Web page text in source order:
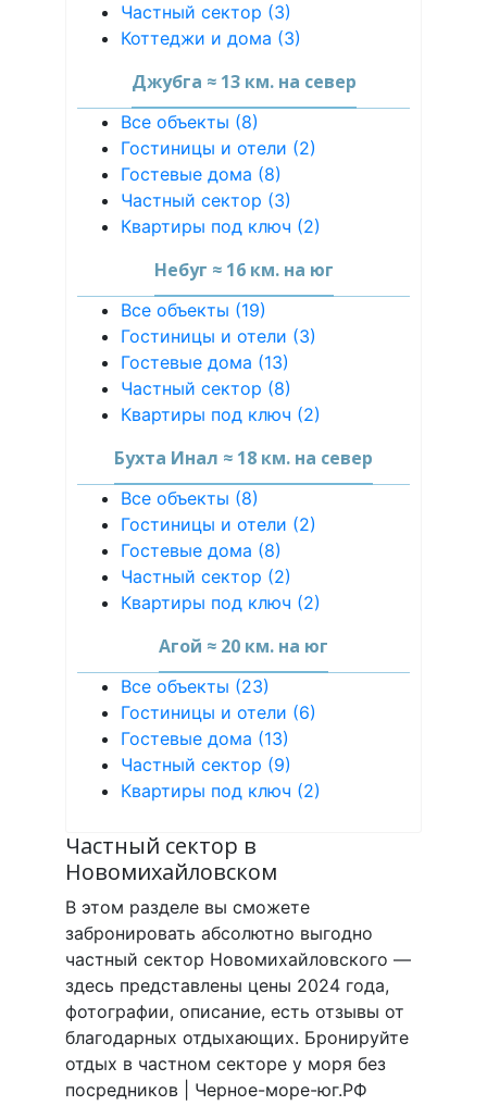
Частный сектор (3)
Коттеджи и дома (3)
Джубга ≈ 13 км. на север
Все объекты (8)
Гостиницы и отели (2)
Гостевые дома (8)
Частный сектор (3)
Квартиры под ключ (2)
Небуг ≈ 16 км. на юг
Все объекты (19)
Гостиницы и отели (3)
Гостевые дома (13)
Частный сектор (8)
Квартиры под ключ (2)
Бухта Инал ≈ 18 км. на север
Все объекты (8)
Гостиницы и отели (2)
Гостевые дома (8)
Частный сектор (2)
Квартиры под ключ (2)
Агой ≈ 20 км. на юг
Все объекты (23)
Гостиницы и отели (6)
Гостевые дома (13)
Частный сектор (9)
Квартиры под ключ (2)
Частный сектор в
Новомихайловском
В этом разделе вы сможете
забронировать абсолютно выгодно
частный сектор Новомихайловского —
здесь представлены цены 2024 года,
фотографии, описание, есть отзывы от
благодарных отдыхающих. Бронируйте
отдых в частном секторе у моря без
посредников | Черное-море-юг.РФ